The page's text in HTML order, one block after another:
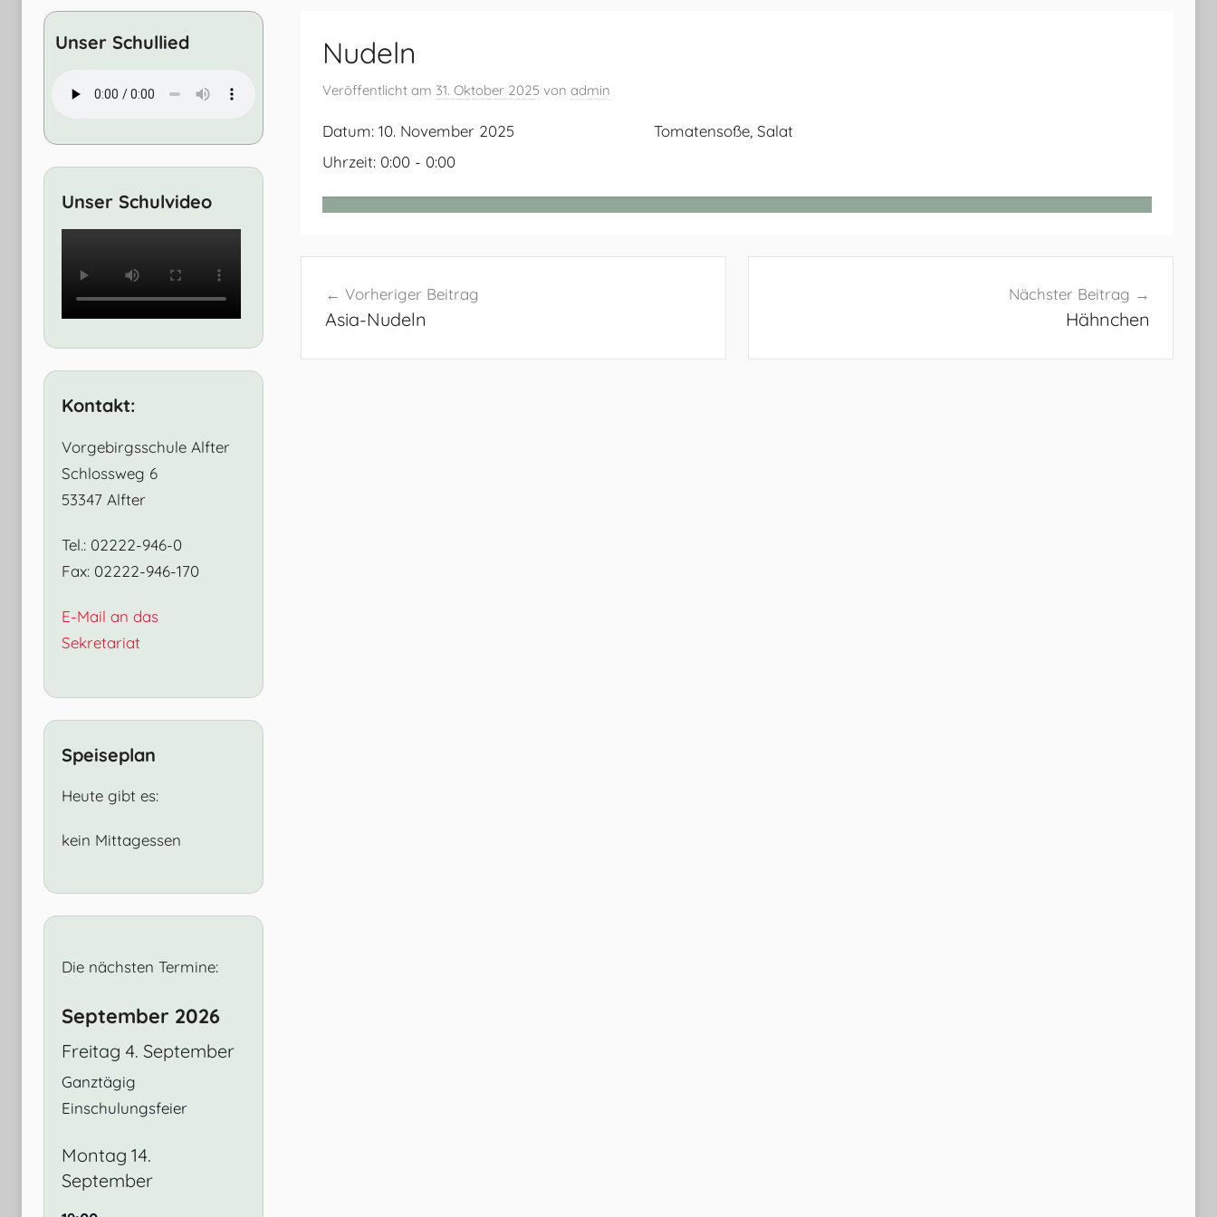
Nudeln
Veröffentlicht am 31. Oktober 2025 von admin
Datum: 10. November 2025
Uhrzeit: 0:00 - 0:00
Tomatensoße, Salat
Vorheriger Beitrag
Asia-Nudeln
Nächster Beitrag
Hähnchen
Unser Schullied
Unser Schulvideo
Kontakt:
Vorgebirgsschule Alfter
Schlossweg 6
53347 Alfter
Tel.: 02222-946-0
Fax: 02222-946-170
E-Mail an das
Sekretariat
Speiseplan
Heute gibt es:
kein Mittagessen
Die nächsten Termine:
September 2026
Freitag 4. September
Ganztägig
Einschulungsfeier
Montag 14.
September